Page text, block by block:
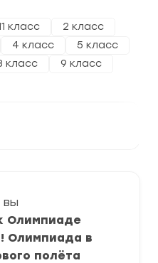
класс
2 класс
4 класс
5 класс
класс 9 класс
вы
Олимпиаде
Олимпиада в
полёта